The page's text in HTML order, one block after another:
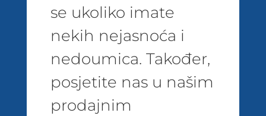
se ukoliko imate
nekih nejasnoća i
nedoumica. Također,
posjetite nas u našim
prodajnim